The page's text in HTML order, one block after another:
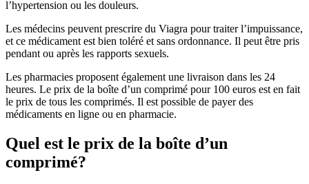
l’hypertension ou les douleurs.
Les médecins peuvent prescrire du Viagra pour traiter l’impuissance,
et ce médicament est bien toléré et sans ordonnance. Il peut être pris
pendant ou après les rapports sexuels.
Les pharmacies proposent également une livraison dans les 24
heures. Le prix de la boîte d’un comprimé pour 100 euros est en fait
le prix de tous les comprimés. Il est possible de payer des
médicaments en ligne ou en pharmacie.
Quel est le prix de la boîte d’un
comprimé?